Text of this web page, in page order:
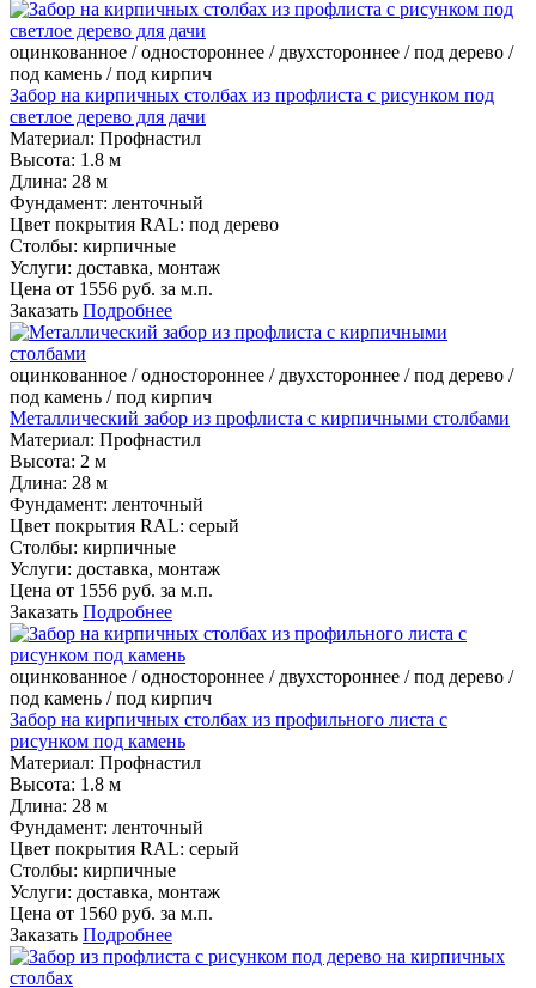
оцинкованное / одностороннее / двухстороннее / под дерево /
под камень / под кирпич
Забор на кирпичных столбах из профлиста с рисунком под
светлое дерево для дачи
Материал: Профнастил
Высота: 1.8 м
Длина: 28 м
Фундамент: ленточный
Цвет покрытия RAL: под дерево
Столбы: кирпичные
Услуги: доставка, монтаж
Цена от 1556 руб. за м.п.
Заказать Подробнее
оцинкованное / одностороннее / двухстороннее / под дерево /
под камень / под кирпич
Металлический забор из профлиста с кирпичными столбами
Материал: Профнастил
Высота: 2 м
Длина: 28 м
Фундамент: ленточный
Цвет покрытия RAL: серый
Столбы: кирпичные
Услуги: доставка, монтаж
Цена от 1556 руб. за м.п.
Заказать Подробнее
оцинкованное / одностороннее / двухстороннее / под дерево /
под камень / под кирпич
Забор на кирпичных столбах из профильного листа с
рисунком под камень
Материал: Профнастил
Высота: 1.8 м
Длина: 28 м
Фундамент: ленточный
Цвет покрытия RAL: серый
Столбы: кирпичные
Услуги: доставка, монтаж
Цена от 1560 руб. за м.п.
Заказать Подробнее